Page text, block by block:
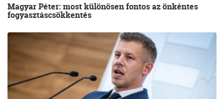
Magyar Péter: most különösen fontos az önkéntes
fogyasztáscsökkentés